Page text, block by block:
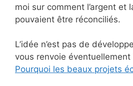
moi sur comment l’argent et
pouvaient être réconciliés.
L’idée n’est pas de
vous renvoie
Pourquoi les beaux projets